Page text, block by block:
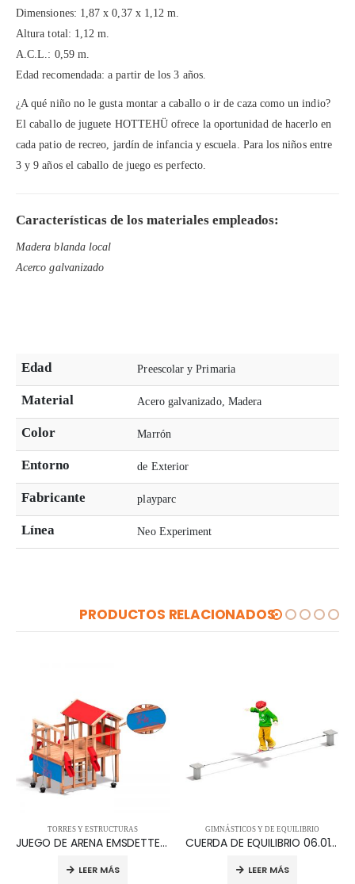
Dimensiones: 1,87 x 0,37 x 1,12 m.
Altura total: 1,12 m.
A.C.L.: 0,59 m.
Edad recomendada: a partir de los 3 años.
¿A qué niño no le gusta montar a caballo o ir de caza como un indio?
El caballo de juguete HOTTEHÜ ofrece la oportunidad de hacerlo en
cada patio de recreo, jardín de infancia y escuela. Para los niños entre
3 y 9 años el caballo de juego es perfecto.
Características de los materiales empleados:
Madera blanda local
Acerco galvanizado
Edad Preescolar y Primaria
Material Acero galvanizado, Madera
Color Marrón
Entorno de Exterior
Fabricante playparc
Línea Neo Experiment
PRODUCTOS RELACIONADOS
TORRES Y ESTRUCTURAS
JUEGO DE ARENA EMSDETTEN 09.05.055
LEER MÁS
GIMNÁSTICOS Y DE EQUILIBRIO
CUERDA DE EQUILIBRIO 06.01.040
LEER MÁS